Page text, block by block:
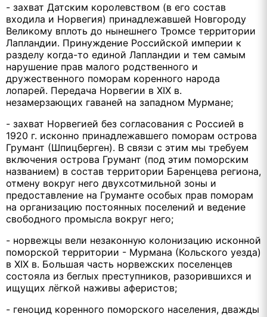
- захват Датским королевством (в его состав
входила и Норвегия) принадлежавшей Новгороду
Великому вплоть до нынешнего Тромсе территории
Лапландии. Принуждение Российской империи к
разделу когда-то единой Лапландии и тем самым
нарушение прав малого родственного и
дружественного поморам коренного народа
лопарей. Передача Норвегии в XIX в.
незамерзающих гаваней на западном Мурмане;
- захват Норвегией без согласования с Россией в
1920 г. исконно принадлежавшего поморам острова
Грумант (Шпицберген). В связи с этим мы требуем
включения острова Грумант (под этим поморским
названием) в состав территории Баренцева региона,
отмену вокруг него двухсотмильной зоны и
предоставление на Груманте особых прав поморам
на организацию постоянных поселений и ведение
свободного промысла вокруг него;
- норвежцы вели незаконную колонизацию исконной
поморской территории - Мурмана (Кольского уезда)
в ХIX в. Большая часть норвежских поселенцев
состояла из беглых преступников, разорившихся и
ищущих лёгкой наживы аферистов;
- геноцид коренного поморского населения, дважды